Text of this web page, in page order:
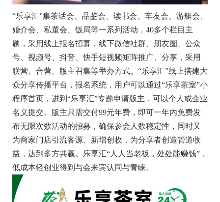
“乐享汇”集茶话会、品鉴会、读书会、车友会、游艇会、
婚介会、私董会、饭局等一系列活动，40多个栏目主
题，采用线上报名招募，线下微信社群、朋友圈、公众
号、视频号、抖音、快手短视频矩阵推广、分享，采用
联营、合营、版主召集等举办方式。“乐享汇”线上搭建大
众分享传播平台，报名系统，用户可以通过“乐享茶室”小
程序首页，进到“乐享汇”专题申请版主，可以个人或企业
名义提交。版主只需交付99元年费，即可一年内免费发
布无限次数活动的招募，确保参会人数稳定性，同时又
为商家门店引流客源、新增创收，为分享者创造管道收
益，达到多方共赢。乐享汇“人人当老板，处处能赚钱”，
低成本轻创业得到与会来宾认同与青睐。